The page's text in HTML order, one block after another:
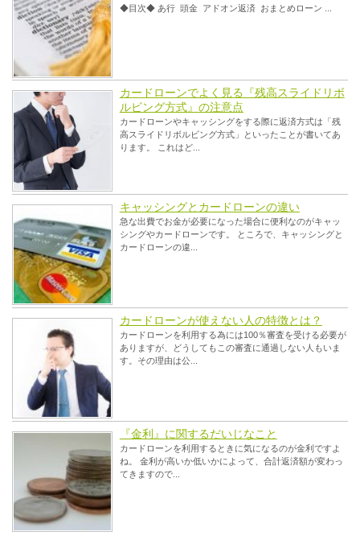
◆目次◆ あ行 頭金 アドオン返済 おまとめローン ...
カードローンでよく見る『残高スライドリボ
ルビング方式』の注意点
カードローンやキャッシングをする際に返済方式は「残
高スライドリボルビング方式」といったことが書いてあ
ります。 これはど...
キャッシングとカードローンの違い
急な出費でお金が必要になった場合に便利なのがキャッ
シングやカードローンです。 ところで、キャッシングと
カードローンの違...
カードローンが使えない人の特徴とは？
カードローンを利用する為には100％審査を受ける必要が
ありますが、どうしてもこの審査に通過しない人もいま
す。その理由は公...
『金利』に関するだいじなこと
カードローンを利用するときに気になるのが金利ですよ
ね。 金利が高いか低いかによって、合計返済額が変わっ
てきますので...